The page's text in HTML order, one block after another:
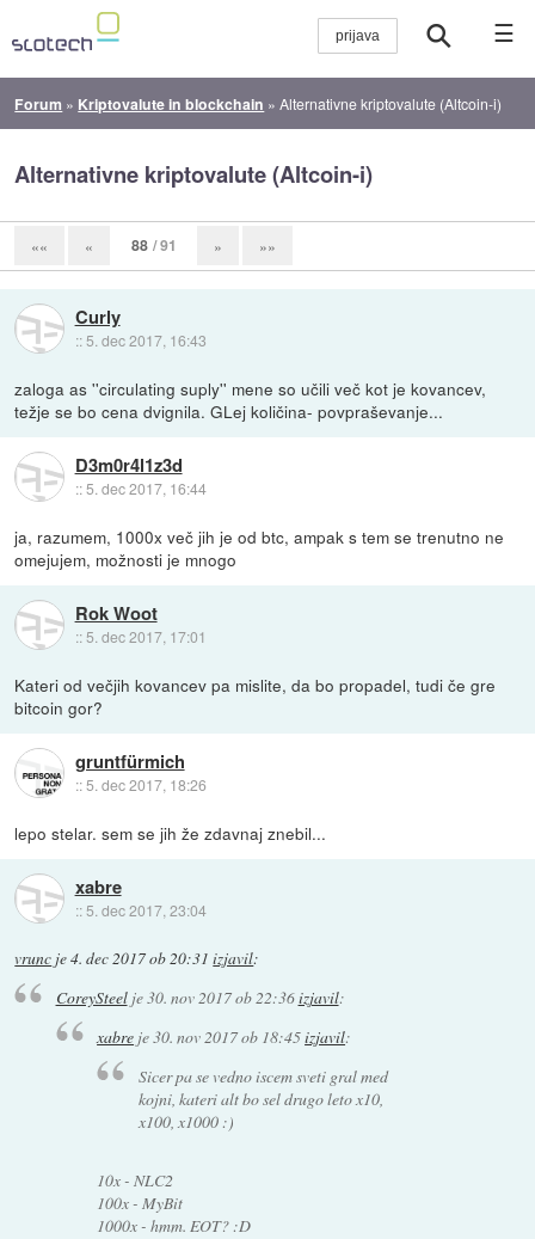
☰
Forum » Kriptovalute in blockchain »Alternativne kriptovalute (Altcoin-i)
Alternativne kriptovalute (Altcoin-i)
«« « 88 / 91 » »»
Curly
:: 5. dec 2017, 16:43
zaloga as ''circulating suply'' mene so učili več kot je kovancev,
težje se bo cena dvignila. GLej količina- povpraševanje...
D3m0r4l1z3d
::5. dec 2017, 16:44
ja, razumem, 1000x več jih je od btc, ampak s tem se trenutno ne
omejujem, možnosti je mnogo
Rok Woot
:: 5. dec 2017, 17:01
Kateri od večjih kovancev pa mislite, da bo propadel, tudi če gre
bitcoin gor?
gruntfürmich
::5. dec 2017, 18:26
lepo stelar. sem se jih že zdavnaj znebil...
xabre
:: 5. dec 2017, 23:04
vrunc je4. dec 2017 ob 20:31 izjavil:
CoreySteelje30. nov 2017 ob 22:36izjavil:
xabre je30. nov 2017 ob 18:45izjavil:
Sicer pa se vedno iscem sveti gral med
kojni, kateri alt bo sel drugo leto x10,
x100, x1000 :)
10x - NLC2
100x - MyBit
1000x - hmm. EOT? :D